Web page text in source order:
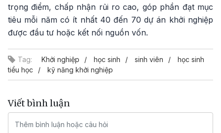
trọng điểm, chấp nhận rủi ro cao, góp phần đạt mục
tiêu mỗi năm có ít nhất 40 đến 70 dự án khởi nghiệp
được đầu tư hoặc kết nối nguồn vốn.
Tag: Khởi nghiệp học sinh sinh viên
học sinh
tiểu học
kỹ năng khởi nghiệp
Viết bình luận